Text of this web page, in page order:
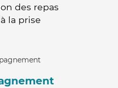
des repas
la prise